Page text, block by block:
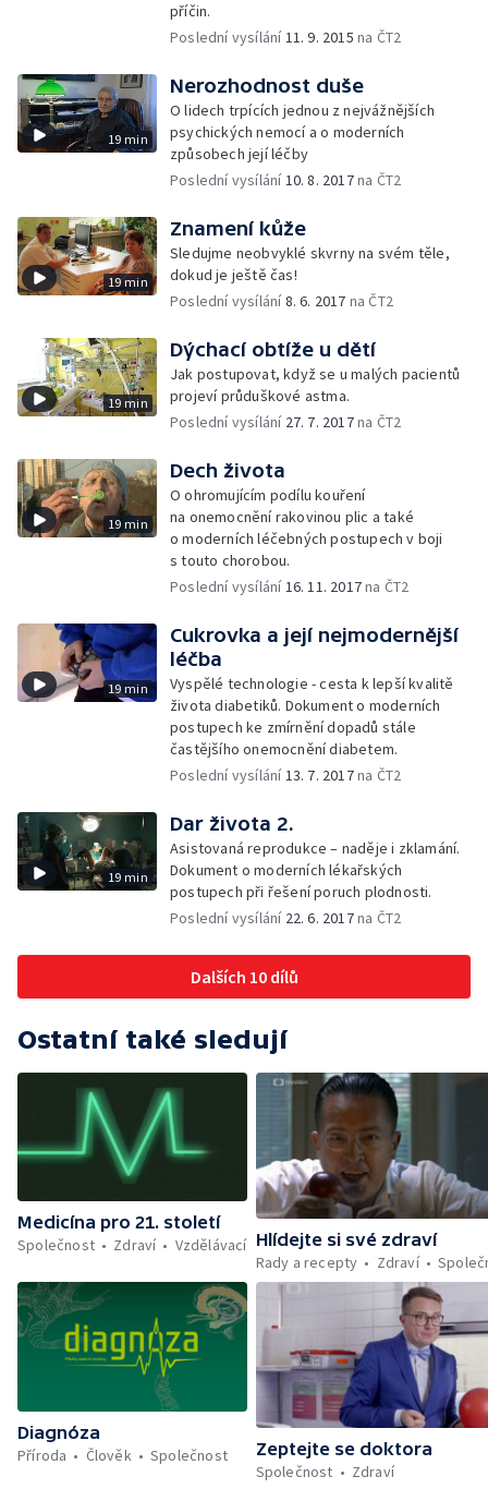
příčin.
Poslední vysílání11. 9. 2015 na ČT2
19 min
Nerozhodnost duše
O lidech trpících jednou z nejvážnějších
psychických nemocí a o moderních
způsobech její léčby
Poslední vysílání10. 8. 2017na ČT2
19 min
Znamení kůže
Sledujme neobvyklé skvrny na svém těle,
dokud je ještě čas!
Poslední vysílání8. 6. 2017 na ČT2
19 min
Dýchací obtíže u dětí
Jak postupovat, když se u malých pacientů
projeví průduškové astma.
Poslední vysílání 27. 7. 2017na ČT2
19 min
Dech života
O ohromujícím podílu kouření
na onemocnění rakovinou plic a také
o moderních léčebných postupech v boji
s touto chorobou.
Poslední vysílání16. 11. 2017na ČT2
19 min
Cukrovka a její nejmodernější
léčba
Vyspělé technologie - cesta k lepší kvalitě
života diabetiků. Dokument o moderních
postupech ke zmírnění dopadů stále
častějšího onemocnění diabetem.
Poslední vysílání13. 7. 2017na ČT2
19 min
Dar života 2.
Asistovaná reprodukce – naděje i zklamání.
Dokument o moderních lékařských
postupech při řešení poruch plodnosti.
Poslední vysílání 22. 6. 2017na ČT2
Dalších 10 dílů
Ostatní také sledují
Medicína pro 21. století
Společnost
Zdraví Vzdělávací Hlídejte si své zdraví
Rady a recepty
Zdraví
Diagnóza
Příroda
Člověk Společnost
Zeptejte se doktora
Společnost
Zdraví